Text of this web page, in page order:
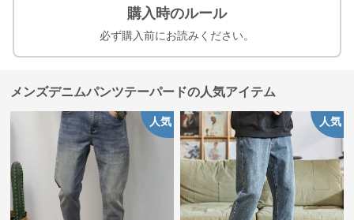
購入時のルール
必ず購入前にお読みください。
メンズデニムパンツテーパードの人気アイテム
人気 人気